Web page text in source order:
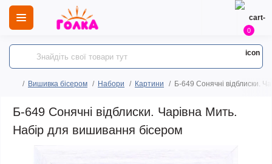
0
Вишивка бісером Набори Картини Б-649 Сонячні відблиски.
Б-649 Сонячні відблиски. Чарівна Мить.
Набір для вишивання бісером